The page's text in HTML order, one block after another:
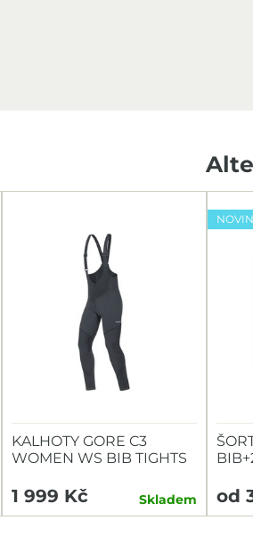
KALHOTY GORE C3
WOMEN WS BIB TIGHTS
1 999 Kč Skladem od